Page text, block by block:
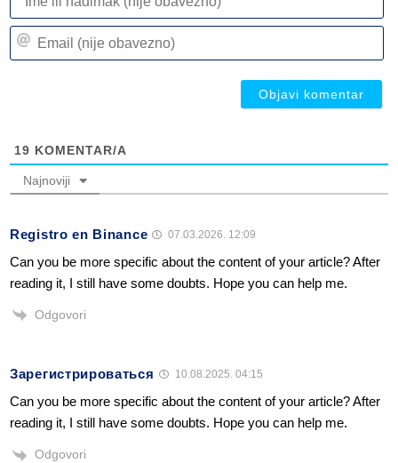
19 KOMENTAR/A
Najnoviji
Registro en Binance 07.03.2026. 12:09
Can you be more specific about the content of your article? After
reading it, I still have some doubts. Hope you can help me.
Odgovori
Зарегистрироваться 10.08.2025. 04:15
Can you be more specific about the content of your article? After
reading it, I still have some doubts. Hope you can help me.
Odgovori